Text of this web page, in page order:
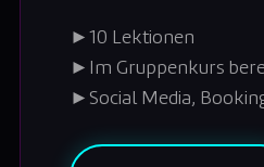
► 10 Lektionen
► Im Gruppenkurs
► Social Media,